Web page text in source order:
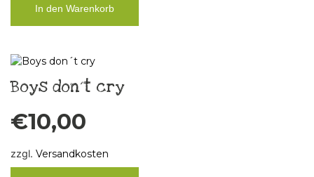
In den Warenkorb
Boys don´t cry
€10,00
zzgl. Versandkosten